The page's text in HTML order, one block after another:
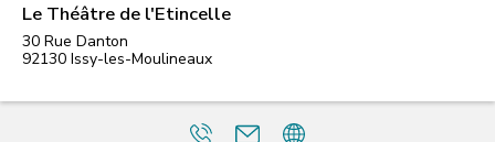
Le Théâtre de l'Etincelle
30 Rue Danton
92130 Issy-les-Moulineaux